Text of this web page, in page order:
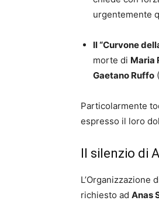
urgentemente
Il “Curvone
morte di Maria
Gaetano Ruffo
Particolarmente
espresso il loro
Il silenzio di
L’Organizzazione
richiesto ad Anas